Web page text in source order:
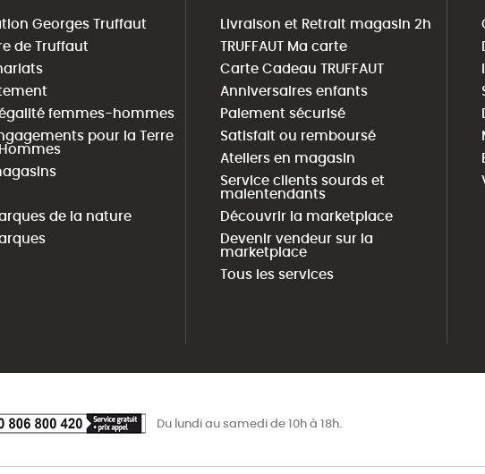
Georges Truffaut
de Truffaut
égalité femmes-hommes
pour la Terre
de la nature
Livraison et Retrait magasin 2h
TRUFFAUT Ma carte
Carte Cadeau TRUFFAUT
Anniversaires enfants
Paiement sécurisé
Satisfait ou remboursé
Ateliers en magasin
Service clients sourds et
malentendants
Découvrir la marketplace
Devenir vendeur sur la
marketplace
Tous les services
Du lundi au samedi de 10h à 18h.